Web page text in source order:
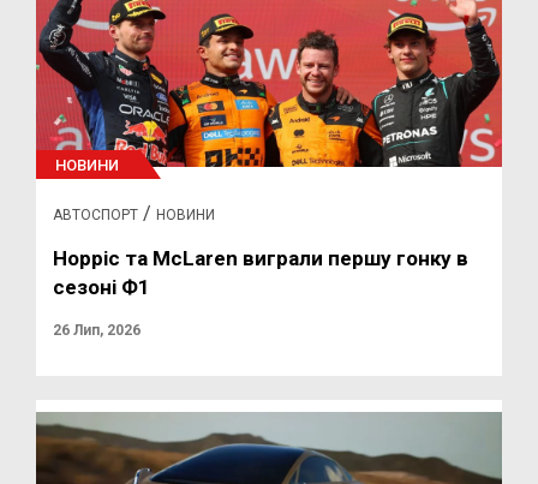
НОВИНИ
АВТОСПОРТ / НОВИНИ
Норріс та McLaren виграли першу гонку в
сезоні Ф1
26 Лип, 2026